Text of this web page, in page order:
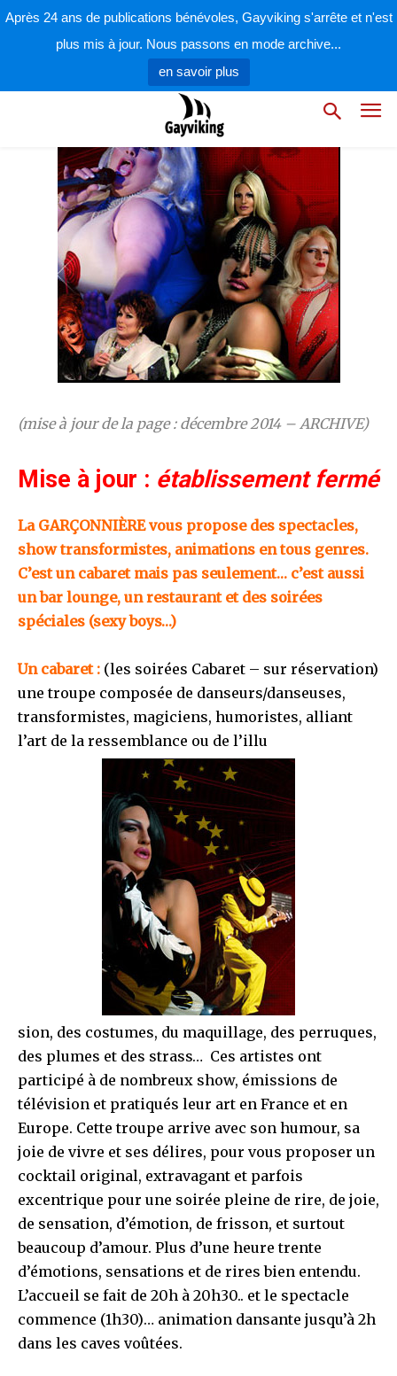
Après 24 ans de publications bénévoles, Gayviking s'arrête et n'est
plus mis à jour. Nous passons en mode archive...
en savoir plus
parla rédaction 17 août 2009
(mise à jour de la page : décembre 2014 – ARCHIVE)
Mise à jour : établissement fermé
La GARÇONNIÈRE vous propose des spectacles,
show transformistes, animations en tous genres.
C’est un cabaret mais pas seulement… c’est aussi
un bar lounge, un restaurant et des soirées
spéciales (sexy boys…)
Un cabaret : (les soirées Cabaret – sur réservation)
une troupe composée de danseurs/danseuses,
transformistes, magiciens, humoristes, alliant
l’art de la ressemblance ou de l’illu
sion, des costumes, du maquillage, des perruques,
des plumes et des strass… Ces artistes ont
participé à de nombreux show, émissions de
télévision et pratiqués leur art en France et en
Europe. Cette troupe arrive avec son humour, sa
joie de vivre et ses délires, pour vous proposer un
cocktail original, extravagant et parfois
excentrique pour une soirée pleine de rire, de joie,
de sensation, d’émotion, de frisson, et surtout
beaucoup d’amour. Plus d’une heure trente
d’émotions, sensations et de rires bien entendu.
L’accueil se fait de 20h à 20h30.. et le spectacle
commence (1h30)… animation dansante jusqu’à 2h
dans les caves voûtées.